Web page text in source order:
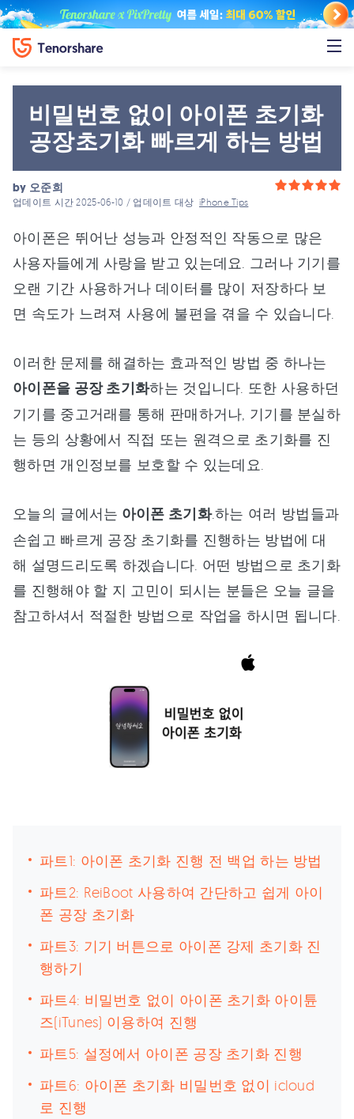
비밀번호 없이 아이폰 초기화
공장초기화 빠르게 하는 방법
by 오준희
업데이트 시간 2025-06-10 / 업데이트 대상iPhone Tips
아이폰은 뛰어난 성능과 안정적인 작동으로 많은
사용자들에게 사랑을 받고 있는데요. 그러나 기기를
오랜 기간 사용하거나 데이터를 많이 저장하다 보
면 속도가 느려져 사용에 불편을 겪을 수 있습니다.
이러한 문제를 해결하는 효과적인 방법 중 하나는
아이폰을 공장 초기화하는 것입니다. 또한 사용하던
기기를 중고거래를 통해 판매하거나, 기기를 분실하
는 등의 상황에서 직접 또는 원격으로 초기화를 진
행하면 개인정보를 보호할 수 있는데요.
오늘의 글에서는 아이폰 초기화.하는 여러 방법들과
손쉽고 빠르게 공장 초기화를 진행하는 방법에 대
해 설명드리도록 하겠습니다. 어떤 방법으로 초기화
를 진행해야 할 지 고민이 되시는 분들은 오늘 글을
참고하셔서 적절한 방법으로 작업을 하시면 됩니다.
파트1: 아이폰 초기화 진행 전 백업 하는 방법
파트2: ReiBoot 사용하여 간단하고 쉽게 아이
폰 공장 초기화
파트3: 기기 버튼으로 아이폰 강제 초기화 진
행하기
파트4: 비밀번호 없이 아이폰 초기화 아이튠
즈(iTunes) 이용하여 진행
파트5: 설정에서 아이폰 공장 초기화 진행
파트6: 아이폰 초기화 비밀번호 없이 icloud
로 진행